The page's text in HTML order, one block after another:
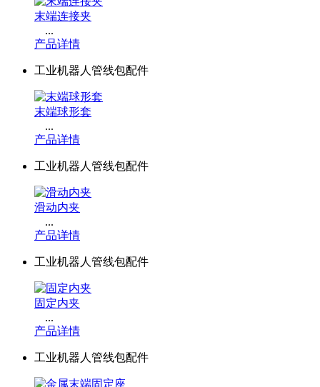
末端连接夹
...
产品详情
工业机器人管线包配件
末端球形套
...
产品详情
工业机器人管线包配件
滑动内夹
...
产品详情
工业机器人管线包配件
固定内夹
...
产品详情
工业机器人管线包配件